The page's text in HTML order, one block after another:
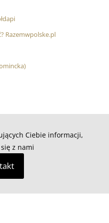
Razemwpolske.pl
Ciebie informacji,
z nami